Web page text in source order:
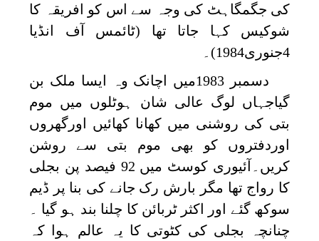
کی جگمگاہٹ کی وجہ سے اس کو افریقہ کا
شوکیس کہا جاتا تھا (ٹائمس آف انڈیا
4جنوری1984)۔
دسمبر 1983میں اچانک وہ ایسا ملک بن
گیاجہاں لوگ عالی شان ہوٹلوں میں موم
بتی کی روشنی میں کھانا کھائیں اورگھروں
اوردفتروں کو بھی موم بتی سے روشن
کریں۔آئیوری کوسٹ میں 92 فیصد پن بجلی
کا رواج تھا مگر بارش رک جانے کی بنا پر ڈیم
سوکھ گئے اور اکثر ٹربائن کا چلنا بند ہو گیا ۔
چنانچہ بجلی کی کٹوتی کا یہ عالم ہوا کہ